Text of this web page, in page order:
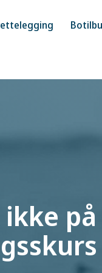
på